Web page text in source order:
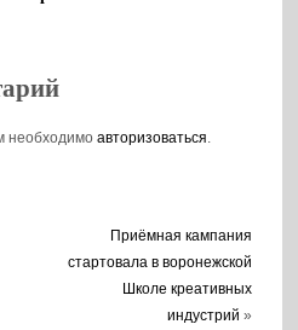
необходимоавторизоваться.
Приёмная кампания
стартовала в воронежской
Школе креативных
индустрий »